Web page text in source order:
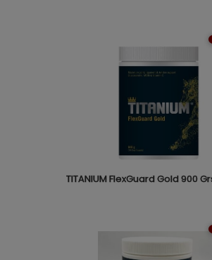
TITANIUM FlexGuard Gold 900